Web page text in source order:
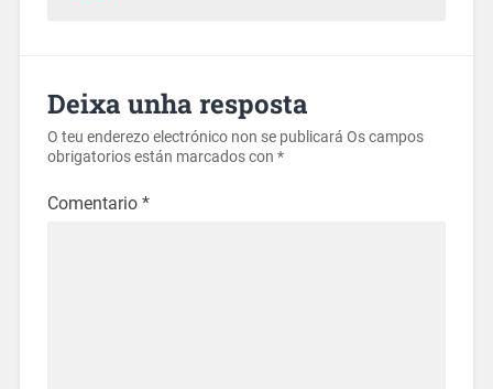
Deixa unha resposta
O teu enderezo electrónico non se publicará Os campos
obrigatorios están marcados con *
Comentario *